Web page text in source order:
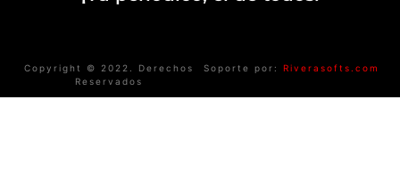
Copyright © 2022. Derechos
Reservados
Soporte por: Riverasofts.com